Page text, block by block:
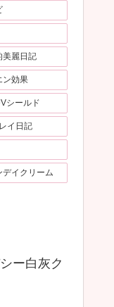
美麗日記
ン効果
シールド
イ日記
デイクリーム
ー白灰ク